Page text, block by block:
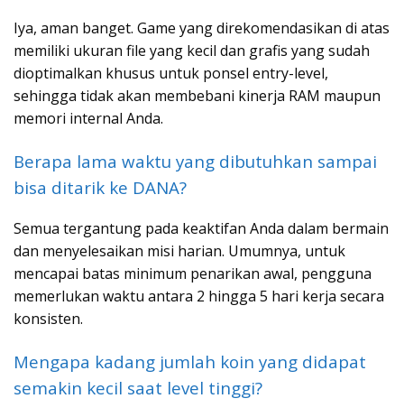
Iya, aman banget. Game yang direkomendasikan di atas
memiliki ukuran file yang kecil dan grafis yang sudah
dioptimalkan khusus untuk ponsel entry-level,
sehingga tidak akan membebani kinerja RAM maupun
memori internal Anda.
Berapa lama waktu yang dibutuhkan sampai
bisa ditarik ke DANA?
Semua tergantung pada keaktifan Anda dalam bermain
dan menyelesaikan misi harian. Umumnya, untuk
mencapai batas minimum penarikan awal, pengguna
memerlukan waktu antara 2 hingga 5 hari kerja secara
konsisten.
Mengapa kadang jumlah koin yang didapat
semakin kecil saat level tinggi?